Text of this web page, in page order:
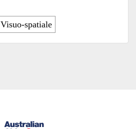
Visuo-spatiale